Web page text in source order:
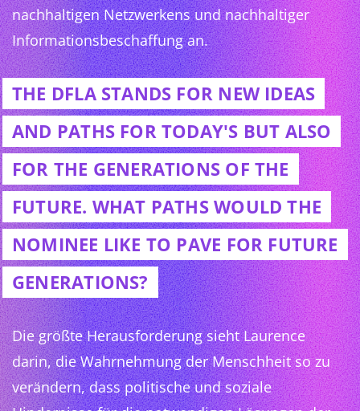
nachhaltigen Netzwerkens und nachhaltiger
Informationsbeschaffung an.
THE DFLA STANDS FOR NEW IDEAS
AND PATHS FOR TODAY'S BUT ALSO
FOR THE GENERATIONS OF THE
FUTURE. WHAT PATHS WOULD THE
NOMINEE LIKE TO PAVE FOR FUTURE
GENERATIONS?
Die größte Herausforderung sieht Laurence
darin, die Wahrnehmung der Menschheit so zu
verändern, dass politische und soziale